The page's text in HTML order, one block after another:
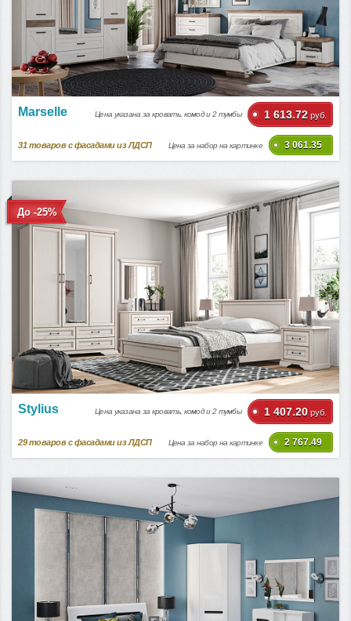
Marselle Цена указана за кровать, комод и 2 тумбы 1 613.72 руб.
31 товаров с фасадами из ЛДСП Цена за набор на картинке 3 061.35
До -25%
Stylius Цена указана за кровать, комод и 2 тумбы 1 407.20 руб.
29 товаров с фасадами из ЛДСП Цена за набор на картинке 2 767.49